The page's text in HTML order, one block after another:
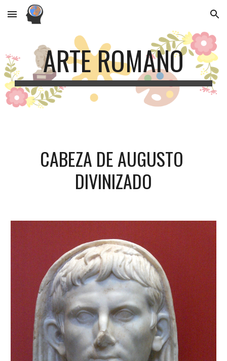
Skip to main content Skip to navigation
ARTE ROMANO
CABEZA DE AUGUSTO
DIVINIZADO